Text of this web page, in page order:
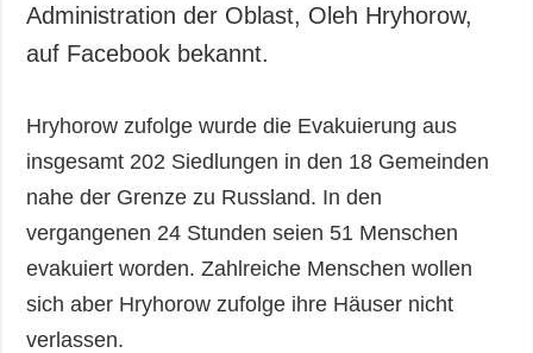
Kriminalität
Notstand und
ZUSÄTZLICH
Veröffentlichungen
Interview
Fotos
Video
LEISTUNGEN
Abonnement
Fotobank
Administration der Oblast, Oleh Hryhorow,
auf Facebook bekannt.
Hryhorow zufolge wurde die Evakuierung aus
insgesamt 202 Siedlungen in den 18 Gemeinden
nahe der Grenze zu Russland. In den
vergangenen 24 Stunden seien 51 Menschen
evakuiert worden. Zahlreiche Menschen wollen
sich aber Hryhorow zufolge ihre Häuser nicht
verlassen.